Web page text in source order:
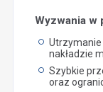
Wyzwania w
Utrzymanie
nakładzie
Szybkie
oraz